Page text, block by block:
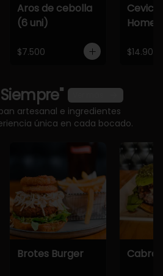
Aros de cebolla
(6 uni)
$7.500
Home
$14.900
artesanal e ingredientes
única en cada bocado.
Brotes Burger Cabra